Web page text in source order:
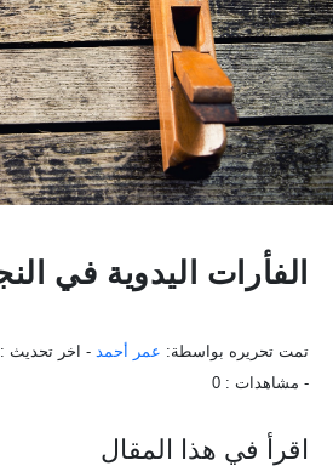
الفأرات اليدوية في
تمت تحريره بواسطة: عمر أحمد - اخر تحديث :
- مشاهدات : 0
اقرأ في هذا المقال